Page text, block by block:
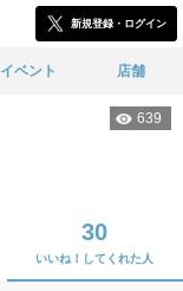
新規登録・ログイン
イベント 店舗
639
30
いいね！してくれた人